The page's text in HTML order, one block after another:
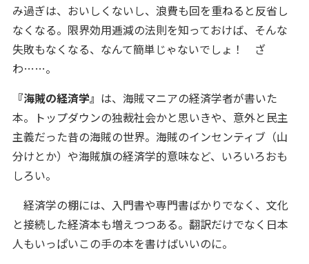
み過ぎは、おいしくないし、浪費も回を重ねると反省し
なくなる。限界効用逓減の法則を知っておけば、そんな
失敗もなくなる、なんて簡単じゃないでしょ！ ざ
わ……。
『海賊の経済学』 は、海賊マニアの経済学者が書いた
本。トップダウンの独裁社会かと思いきや、意外と民主
主義だった昔の海賊の世界。海賊のインセンティブ（山
分けとか）や海賊旗の経済学的意味など、いろいろおも
しろい。
経済学の棚には、入門書や専門書ばかりでなく、文化
と接続した経済本も増えつつある。翻訳だけでなく日本
人もいっぱいこの手の本を書けばいいのに。